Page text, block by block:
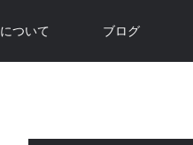
ついて ブログ